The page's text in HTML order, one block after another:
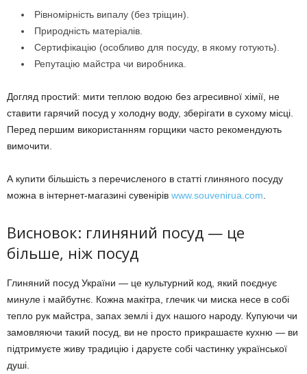
Рівномірність випалу (без тріщин).
Природність матеріалів.
Сертифікацію (особливо для посуду, в якому готують).
Репутацію майстра чи виробника.
Догляд простий: мити теплою водою без агресивної хімії, не
ставити гарячий посуд у холодну воду, зберігати в сухому місці.
Перед першим використанням горщики часто рекомендують
вимочити.
А купити більшість з перечисленого в статті глиняного посуду
можна в інтернет-магазині сувенірів www.souvenirua.com
Висновок: глиняний посуд — це
більше, ніж посуд
Глиняний посуд України — це культурний код, який поєднує
минуле і майбутнє. Кожна макітра, глечик чи миска несе в собі
тепло рук майстра, запах землі і дух нашого народу. Купуючи чи
замовляючи такий посуд, ви не просто прикрашаєте кухню — ви
підтримуєте живу традицію і даруєте собі частинку української
душі.